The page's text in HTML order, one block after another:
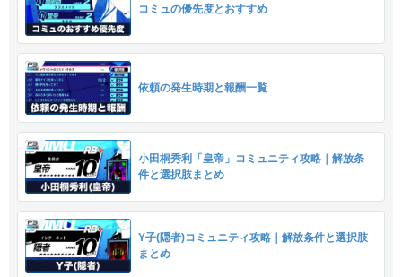
コミュの優先度とおすすめ
依頼の発生時期と報酬一覧
小田桐秀利「皇帝」コミュニティ攻略｜解放条
件と選択肢まとめ
Y子(隠者)コミュニティ攻略｜解放条件と選択肢
まとめ